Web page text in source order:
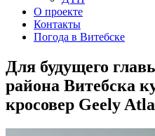
О проекте
Контакты
Погода в Витебске
Для будущего
района Витебска
кросовер Geely